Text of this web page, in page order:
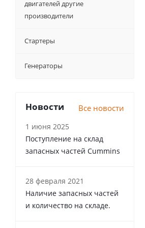
двигателей другие
производители
Стартеры
Генераторы
Новости Все новости
1 июня 2025
Поступление на склад
запасных частей Cummins
28 февраля 2021
Наличие запасных частей
и количество на складе.